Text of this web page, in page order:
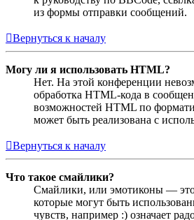
из формы отправки сообщений.
Вернуться к началу
Могу ли я использовать HTML?
Нет. На этой конференции
обработка HTML-кода в
возможностей HTML по
может быть реализована с
Вернуться к началу
Что такое смайлики?
Смайлики, или эмотиконы —
которые могут быть
чувств, например :) означает